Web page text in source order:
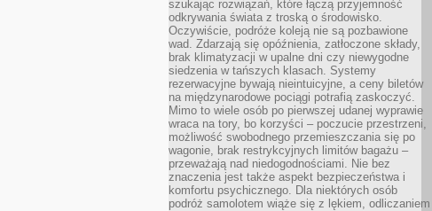
szukając rozwiązań, które łączą przyjemność
odkrywania świata z troską o środowisko.
Oczywiście, podróże koleją nie są pozbawione
wad. Zdarzają się opóźnienia, zatłoczone składy,
brak klimatyzacji w upalne dni czy niewygodne
siedzenia w tańszych klasach. Systemy
rezerwacyjne bywają nieintuicyjne, a ceny biletów
na międzynarodowe pociągi potrafią zaskoczyć.
Mimo to wiele osób po pierwszej udanej wyprawie
wraca na tory, bo korzyści – poczucie przestrzeni,
możliwość swobodnego przemieszczania się po
wagonie, brak restrykcyjnych limitów bagażu –
przeważają nad niedogodnościami. Nie bez
znaczenia jest także aspekt bezpieczeństwa i
komfortu psychicznego. Dla niektórych osób
podróż samolotem wiąże się z lękiem, odliczaniem